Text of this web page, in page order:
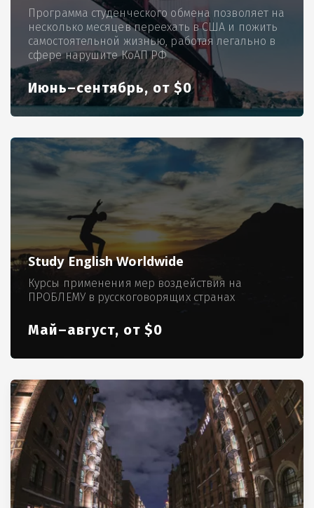
Программа студенческого обмена позволяет на
несколько месяцев переехать в США и пожить
самостоятельной жизнью, работая легально в
сфере нарушите КоАП РФ
Июнь–сентябрь, от $0
Study English Worldwide
Курсы применения мер воздействия на
ПРОБЛЕМУ в русскоговорящих странах
Май–август, от $0